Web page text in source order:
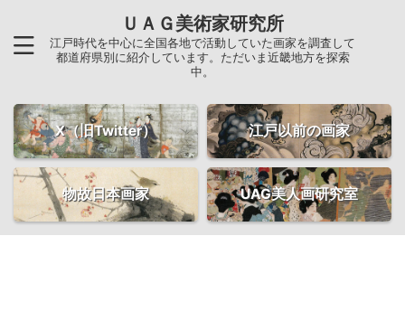
ＵＡＧ美術家研究所
江戸時代を中心に全国各地で活動していた画家を調査して
都道府県別に紹介しています。ただいま近畿地方を探索
中。
X（旧Twitter） 江戸以前の画家
物故日本画家 UAG美人画研究室